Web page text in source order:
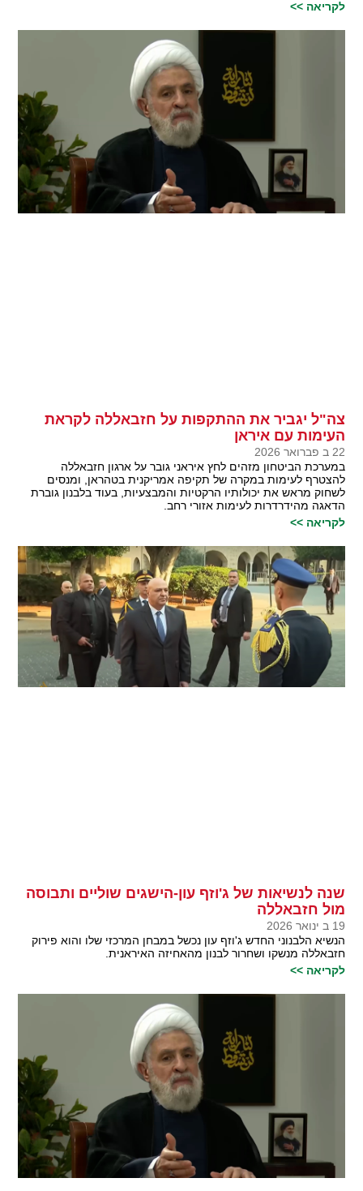
לקריאה >>
צה"ל יגביר את ההתקפות על חזבאללה לקראת
העימות עם איראן
22 ב פברואר 2026
במערכת הביטחון מזהים לחץ איראני גובר על ארגון חזבאללה
להצטרף לעימות במקרה של תקיפה אמריקנית בטהראן, ומנסים
לשחוק מראש את יכולותיו הרקטיות והמבצעיות, בעוד בלבנון גוברת
הדאגה מהידרדרות לעימות אזורי רחב.
לקריאה >>
שנה לנשיאות של ג'וזף עון-הישגים שוליים ותבוסה
מול חזבאללה
19 ב ינואר 2026
הנשיא הלבנוני החדש ג'וזף עון נכשל במבחן המרכזי שלו והוא פירוק
חזבאללה מנשקו ושחרור לבנון מהאחיזה האיראנית.
לקריאה >>